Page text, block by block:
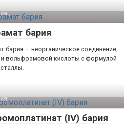
бария
бария — неорганическое соединение,
и вольфрамовой кислоты с формулой
(IV) бария